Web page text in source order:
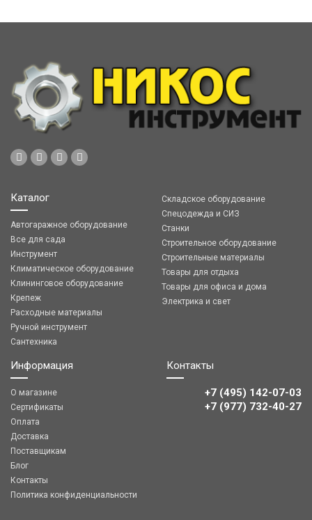
Каталог
Автогаражное оборудование
Все для сада
Инструмент
Климатическое оборудование
Клининговое оборудование
Крепеж
Расходные материалы
Ручной инструмент
Сантехника
Складское оборудование
Спецодежда и СИЗ
Станки
Строительное оборудование
Строительные материалы
Товары для отдыха
Товары для офиса и дома
Электрика и свет
Информация
О магазине
Сертификаты
Оплата
Доставка
Поставщикам
Блог
Контакты
Политика конфиденциальности
Контакты
+7 (495) 142-07-03
‎‎+7 (977) 732-40-27